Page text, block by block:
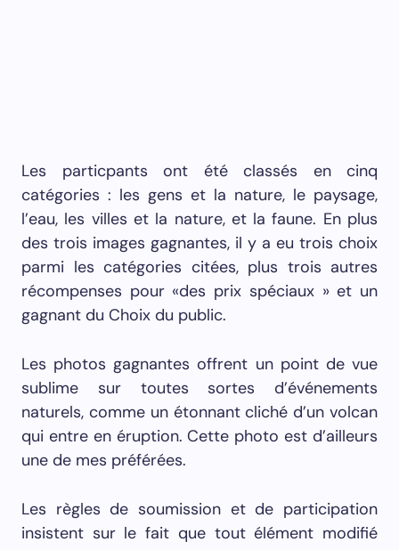
Les particpants ont été classés en cinq
catégories : les gens et la nature, le paysage,
l’eau, les villes et la nature, et la faune. En plus
des trois images gagnantes, il y a eu trois choix
parmi les catégories citées, plus trois autres
récompenses pour «des prix spéciaux » et un
gagnant du Choix du public.
Les photos gagnantes offrent un point de vue
sublime sur toutes sortes d’événements
naturels, comme un étonnant cliché d’un volcan
qui entre en éruption. Cette photo est d’ailleurs
une de mes préférées.
Les règles de soumission et de participation
insistent sur le fait que tout élément modifié